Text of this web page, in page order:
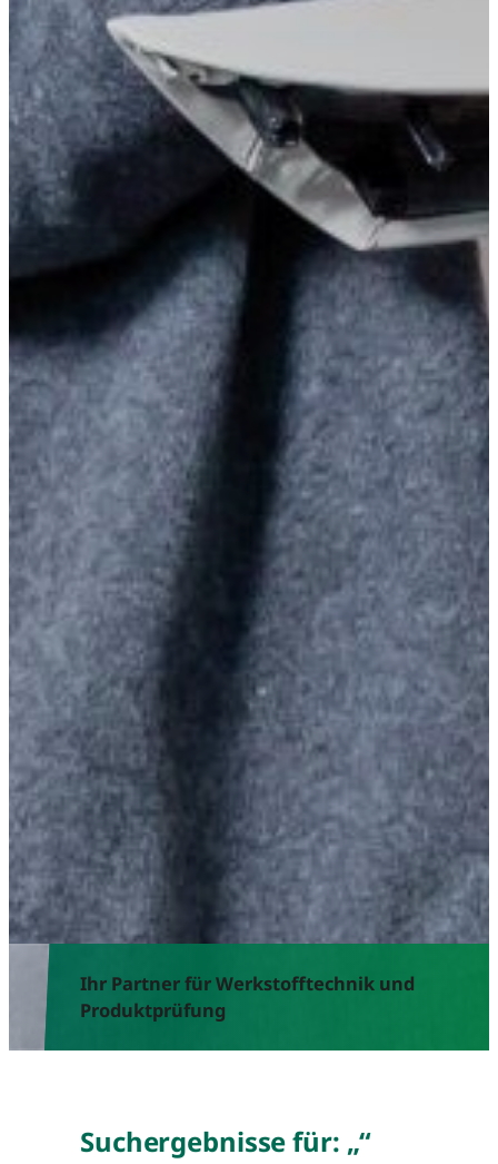
Ihr Partner für Werkstofftechnik und
Produktprüfung
Suchergebnisse für: „“